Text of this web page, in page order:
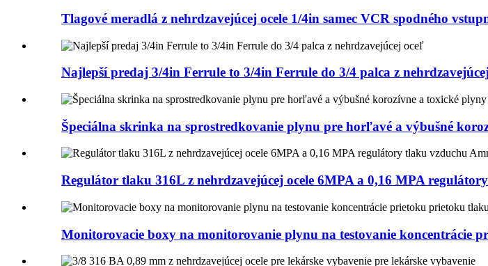
Tlagové meradlá z nehrdzavejúcej ocele 1/4in samec VCR spodného
Najlepší predaj 3/4in Ferrule to 3/4in Ferrule do 3/4 palca z
Špeciálna skrinka na sprostredkovanie plynu pre horľavé a výbušné
Regulátor tlaku 316L z nehrdzavejúcej ocele 6MPA a 0,16 MPA
Monitorovacie boxy na monitorovanie plynu na testovanie koncentrácie